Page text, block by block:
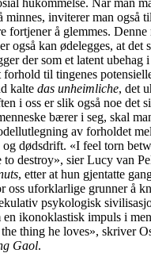
hukommelse. Når man
minnes, inviterer man også
fortjener å glemmes.
også kan ødelegges, at det
der som et latent ubehag
til tingenes
kalte das unheimliche, det
i oss er slik også noe det
bærer i seg, skal
av forholdet
dødsdrift. «I feel torn
to destroy», sier Lucy van
, etter at hun gjentatte
oss uforklarlige grunner å
psykologisk
ikonoklastisk impuls i
thing he loves», skriver
Gaol.